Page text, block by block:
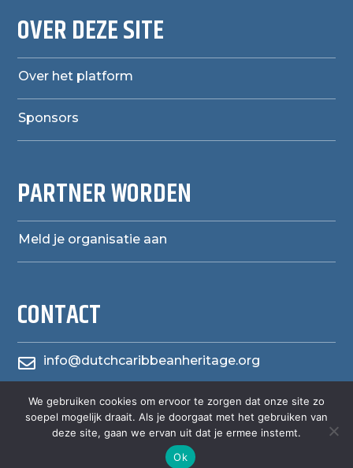
OVER DEZE SITE
Over het platform
Sponsors
PARTNER WORDEN
Meld je organisatie aan
CONTACT
 info@dutchcaribbeanheritage.org
 herensiaerfgoedheritage
We gebruiken cookies om ervoor te zorgen dat onze site zo
soepel mogelijk draait. Als je doorgaat met het gebruiken van
deze site, gaan we ervan uit dat je ermee instemt.
Ok